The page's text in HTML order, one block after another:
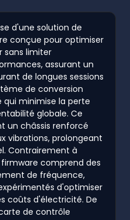
d'une solution de
conçue pour optimiser
sans limiter
assurant un
de longues sessions
de conversion
minimise la perte
globale. Ce
un châssis renforcé
vibrations, prolongeant
Contrairement à
comprend des
de fréquence,
d'optimiser
coûts d'électricité. De
de contrôle